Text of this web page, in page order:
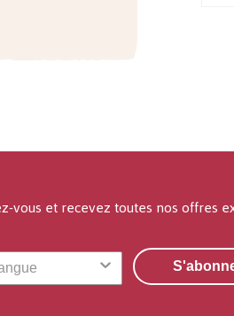
vous et recevez toutes nos offres